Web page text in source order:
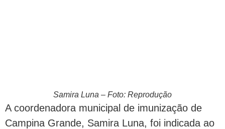
Samira Luna – Foto: Reprodução
A coordenadora municipal de imunização de
Campina Grande, Samira Luna, foi indicada ao